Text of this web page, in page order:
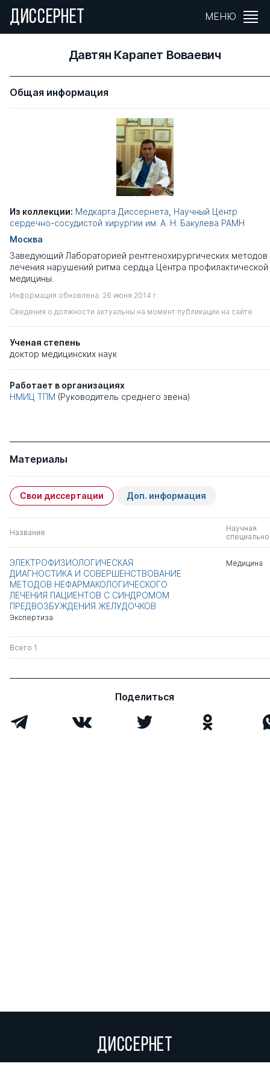
ДИССЕРНЕТ МЕНЮ
Давтян Карапет Воваевич
Общая информация
Из коллекции: Медкарта Диссернета Научный Центр
сердечно-сосудистой хирургии им. А. Н. Бакулева РАМН
Москва
Заведующий Лабораторией рентгенохирургических методов
лечения нарушений ритма сердца Центра профилактической
медицины.
Информация обновлена: 26 июня 2014 г.
Сведения о должности актуальны на момент публикации на сайте
Ученая степень
доктор медицинских наук
Работает в организациях
НМИЦ ТПМ (Руководитель среднего звена)
Материалы
Свои диссертации Доп. информация
Название
Научная
ЭЛЕКТРОФИЗИОЛОГИЧЕСКАЯ
ДИАГНОСТИКА И СОВЕРШЕНСТВОВАНИЕ
МЕТОДОВ НЕФАРМАКОЛОГИЧЕСКОГО
ЛЕЧЕНИЯ ПАЦИЕНТОВ С СИНДРОМОМ
ПРЕДВОЗБУЖДЕНИЯ ЖЕЛУДОЧКОВ
Экспертиза
Медицина
Всего 1
Поделиться
ДИССЕРНЕТ